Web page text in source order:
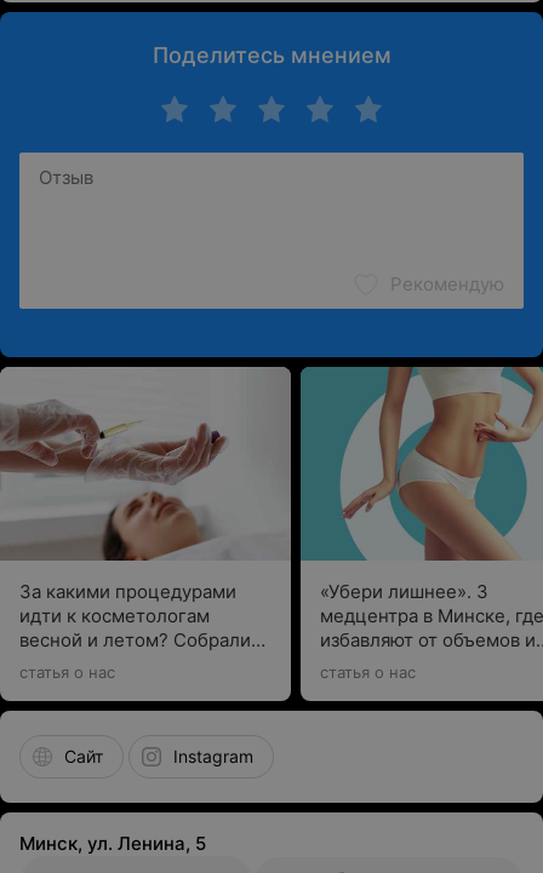
Поделитесь мнением
Рекомендую
За какими процедурами
идти к косметологам
весной и летом? Собрали
предложения в разных
статья о нас
«Убери лишнее». 3
медцентра в Минске, где
избавляют от объемов и
целлюлита без боли и
статья о нас
Сайт Instagram
Минск, ул. Ленина, 5